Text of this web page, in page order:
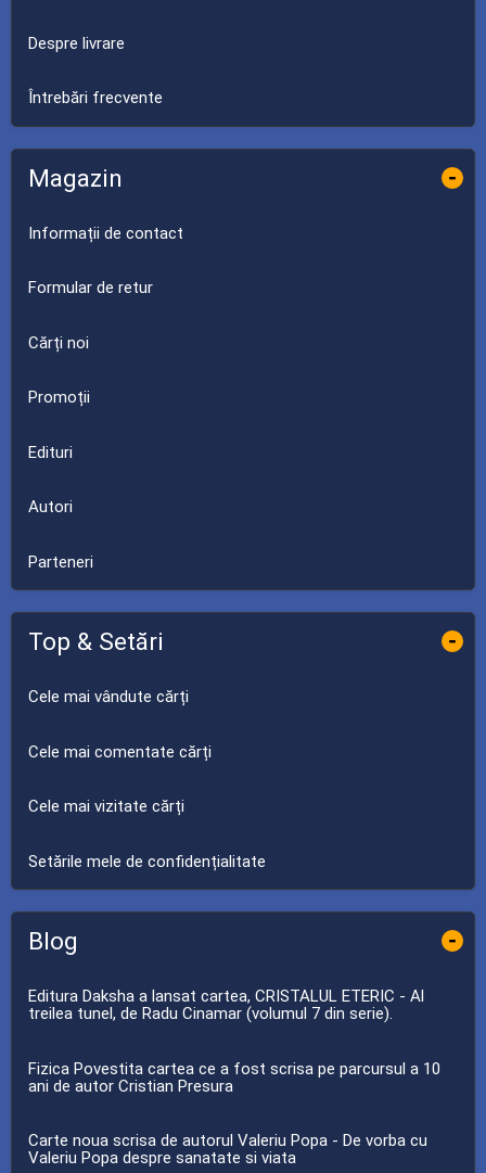
Despre livrare
Întrebări frecvente
Magazin -
Informații de contact
Formular de retur
Cărți noi
Promoții
Edituri
Autori
Parteneri
Top & Setări -
Cele mai vândute cărți
Cele mai comentate cărți
Cele mai vizitate cărți
Setările mele de confidențialitate
Blog -
Editura Daksha a lansat cartea, CRISTALUL ETERIC - Al
treilea tunel, de Radu Cinamar (volumul 7 din serie).
Fizica Povestita cartea ce a fost scrisa pe parcursul a 10
ani de autor Cristian Presura
Carte noua scrisa de autorul Valeriu Popa - De vorba cu
Valeriu Popa despre sanatate si viata